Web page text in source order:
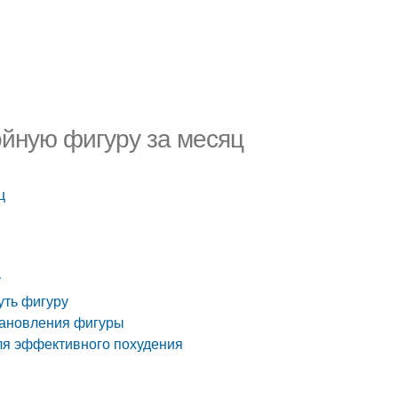
фигуру за месяц
фигуру
фигуры
эффективного похудения